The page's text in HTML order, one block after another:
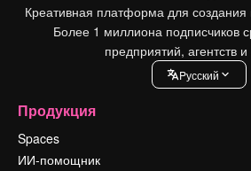
Креативная платформа для
Более 1 миллиона подписчиков
предприятий, агентств и
Pусский
Продукция
Spaces
ИИ-помощник